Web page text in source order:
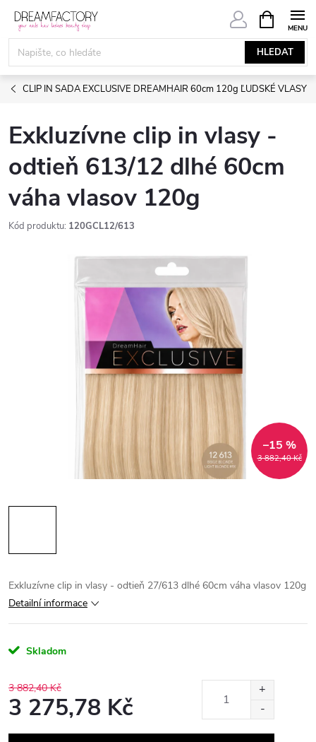
Přejít
obsah
HLEDAT
NÁKUPNÍ
KOŠÍK
CLIP IN SADA EXCLUSIVE DREAMHAIR 60cm 120g ĽUDSKÉ VLASY
Exkluzívne clip in vlasy -
odtieň 613/12 dlhé 60cm
váha vlasov 120g
Kód produktu: 120GCL12/613
3 882,40 Kč
–15 %
Exkluzívne clip in vlasy - odtieň 27/613 dlhé 60cm váha vlasov 120g
Detailní informace
Skladom
3 882,40 Kč
3 275,78 Kč